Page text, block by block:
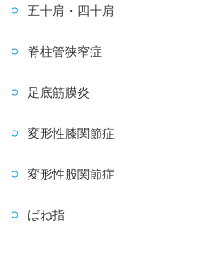
五十肩・四十肩
脊柱管狭窄症
足底筋膜炎
変形性膝関節症
変形性股関節症
ばね指